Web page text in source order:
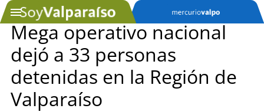
SOYTV
Podcast
Mega operativo nacional
dejó a 33 personas
detenidas en la Región de
Valparaíso